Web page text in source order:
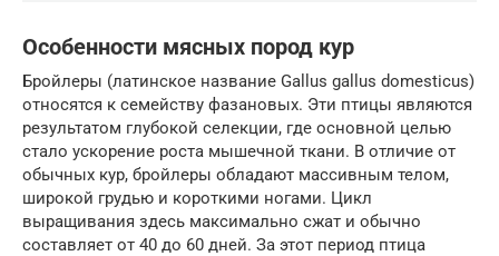
Особенности мясных пород кур
Бройлеры (латинское название Gallus gallus domesticus)
относятся к семейству фазановых. Эти птицы являются
результатом глубокой селекции, где основной целью
стало ускорение роста мышечной ткани. В отличие от
обычных кур, бройлеры обладают массивным телом,
широкой грудью и короткими ногами. Цикл
выращивания здесь максимально сжат и обычно
составляет от 40 до 60 дней. За этот период птица